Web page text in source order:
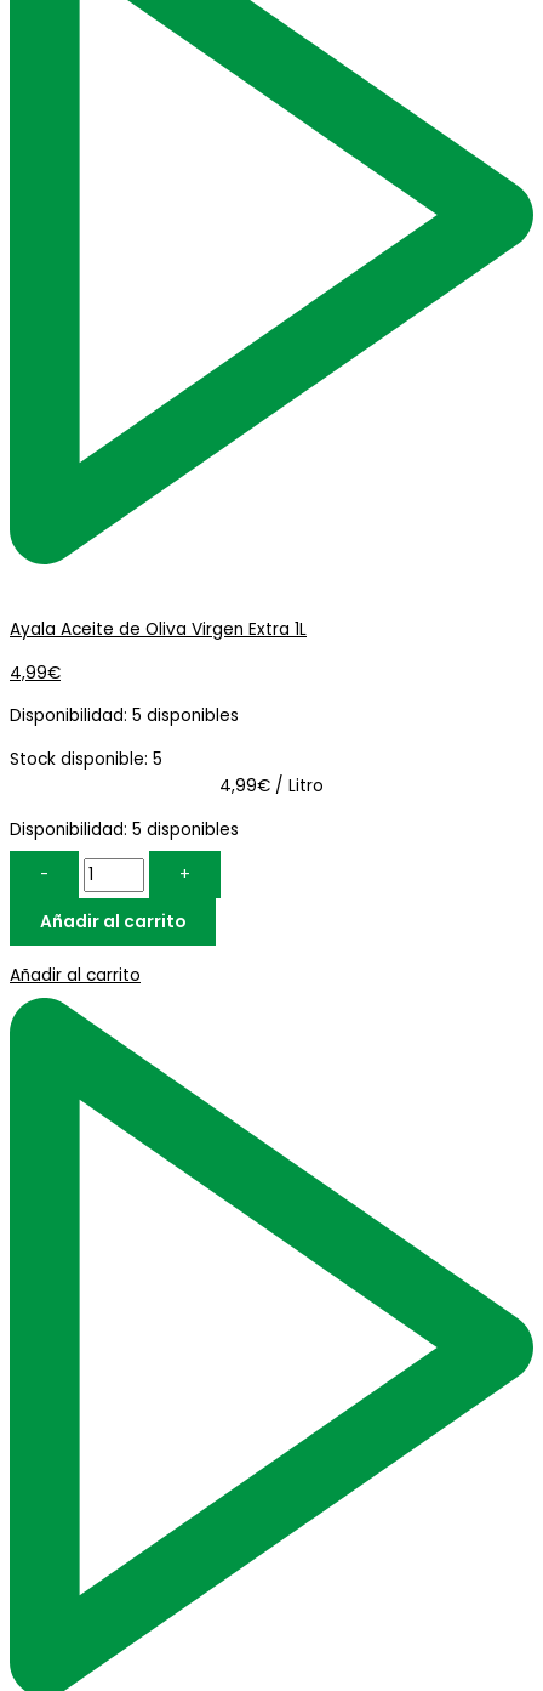
Ayala Aceite de Oliva Virgen Extra 1L
4,99€
Disponibilidad: 5 disponibles
Stock disponible: 5
4,99€ / Litro
Disponibilidad: 5 disponibles
-
+
Añadir al carrito
Añadir al carrito